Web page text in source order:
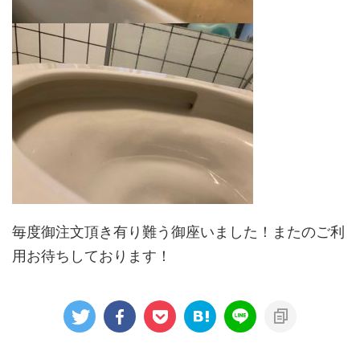
毎度御注文頂き有り難う御座いました！またのご利
用お待ちしております！